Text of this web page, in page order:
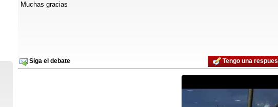
Muchas gracias
Siga el debate Tengo una